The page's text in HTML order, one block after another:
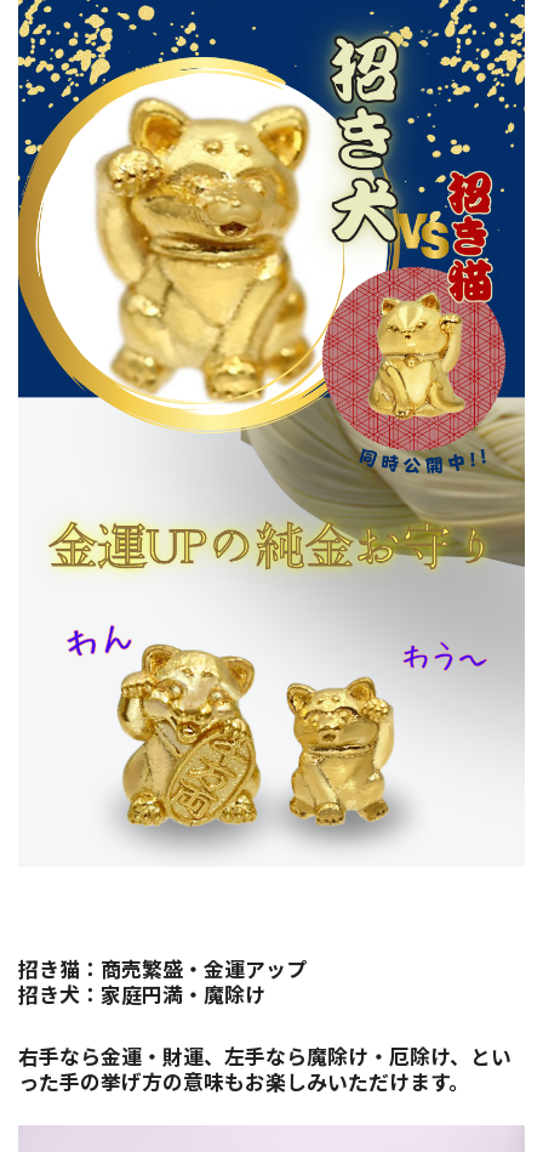
招き猫：商売繁盛・金運アップ
招き犬：家庭円満・魔除け
右手なら金運・財運、左手なら魔除け・厄除け、とい
った手の挙げ方の意味もお楽しみいただけます。